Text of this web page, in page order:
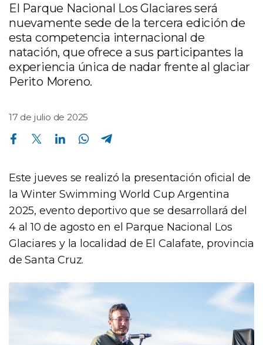
El Parque Nacional Los Glaciares será
nuevamente sede de la tercera edición de
esta competencia internacional de
natación, que ofrece a sus participantes la
experiencia única de nadar frente al glaciar
Perito Moreno.
17 de julio de 2025
Compartir en Facebook Compartir en Twitter Compartir en Linkedin Compartir en Whatsapp
Este jueves se realizó la presentación oficial de
la Winter Swimming World Cup Argentina
2025, evento deportivo que se desarrollará del
4 al 10 de agosto en el Parque Nacional Los
Glaciares y la localidad de El Calafate, provincia
de Santa Cruz.